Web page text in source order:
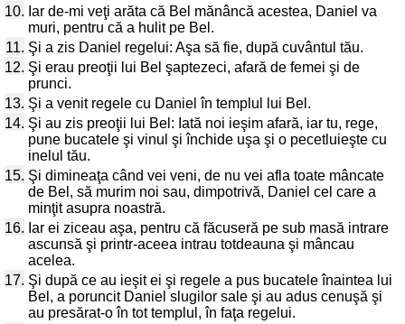
10. Iar de-mi veţi arăta că Bel mănâncă acestea, Daniel va
muri, pentru că a hulit pe Bel.
11. Şi a zis Daniel regelui: Aşa să fie, după cuvântul tău.
12. Şi erau preoţii lui Bel şaptezeci, afară de femei şi de
prunci.
13. Şi a venit regele cu Daniel în templul lui Bel.
14. Şi au zis preoţii lui Bel: Iată noi ieşim afară, iar tu, rege,
pune bucatele şi vinul şi închide uşa şi o pecetluieşte cu
inelul tău.
15. Şi dimineaţa când vei veni, de nu vei afla toate mâncate
de Bel, să murim noi sau, dimpotrivă, Daniel cel care a
minţit asupra noastră.
16. Iar ei ziceau aşa, pentru că făcuseră pe sub masă intrare
ascunsă şi printr-aceea intrau totdeauna şi mâncau
acelea.
17. Şi după ce au ieşit ei şi regele a pus bucatele înaintea lui
Bel, a poruncit Daniel slugilor sale şi au adus cenuşă şi
au presărat-o în tot templul, în faţa regelui.